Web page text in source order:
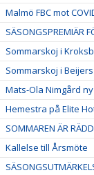
Malmö FBC mot
SÄSONGSPREMIÄR
Sommarskoj i
Sommarskoj i
Mats-Ola Nimgård
Hemestra på Elite
SOMMAREN ÄR
Kallelse till Årsmöte